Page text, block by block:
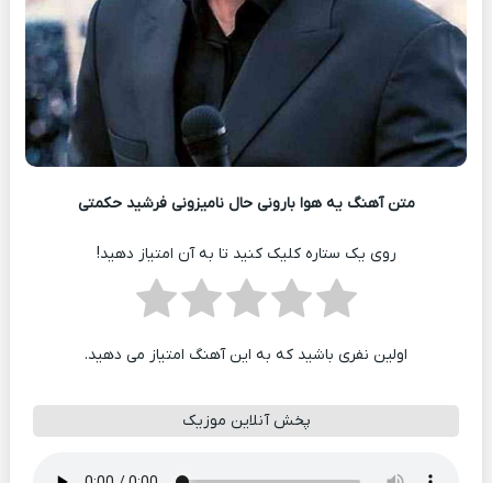
متن آهنگ یه هوا بارونی حال نامیزونی فرشید حکمتی
روی یک ستاره کلیک کنید تا به آن امتیاز دهید!
اولین نفری باشید که به این آهنگ امتیاز می دهید.
پخش آنلاین موزیک